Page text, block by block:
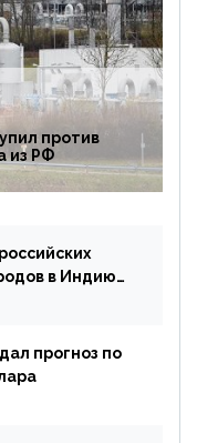
против
из РФ
в Индию
прогноз по